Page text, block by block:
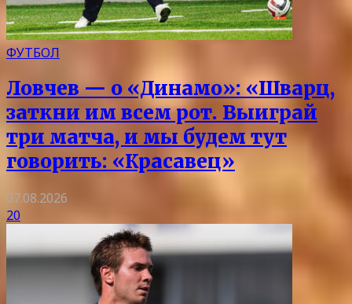
ФУТБОЛ
Ловчев — о «Динамо»: «Шварц,
заткни им всем рот. Выиграй
три матча, и мы будем тут
говорить: «Красавец»
07.08.2026
20